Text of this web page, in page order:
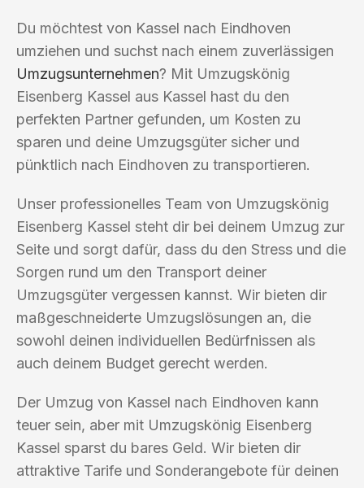
Du möchtest von Kassel nach Eindhoven
umziehen und suchst nach einem zuverlässigen
Umzugsunternehmen? Mit Umzugskönig
Eisenberg Kassel aus Kassel hast du den
perfekten Partner gefunden, um Kosten zu
sparen und deine Umzugsgüter sicher und
pünktlich nach Eindhoven zu transportieren.
Unser professionelles Team von Umzugskönig
Eisenberg Kassel steht dir bei deinem Umzug zur
Seite und sorgt dafür, dass du den Stress und die
Sorgen rund um den Transport deiner
Umzugsgüter vergessen kannst. Wir bieten dir
maßgeschneiderte Umzugslösungen an, die
sowohl deinen individuellen Bedürfnissen als
auch deinem Budget gerecht werden.
Der Umzug von Kassel nach Eindhoven kann
teuer sein, aber mit Umzugskönig Eisenberg
Kassel sparst du bares Geld. Wir bieten dir
attraktive Tarife und Sonderangebote für deinen